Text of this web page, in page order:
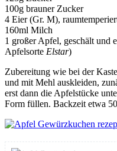
100g brauner Zucker
4 Eier (Gr. M),
160ml Milch
1 großer Apfel, geschält und
Apfelsorte Elstar)
Zubereitung wie bei der
und mit Mehl auskleiden,
erst dann die Apfelstücke
Form füllen. Backzeit etwa